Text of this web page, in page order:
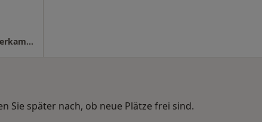
MKG-Praxisklinik Dinslaken Dr.Dr. Felix Timmerkamp Facharzt für MKG-Chirurgie
Sie später nach, ob neue Plätze frei sind.